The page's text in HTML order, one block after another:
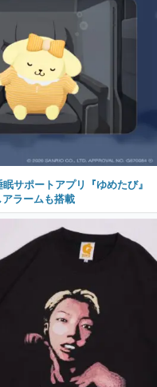
サポートアプリ『ゆめたび』
ラームも搭載